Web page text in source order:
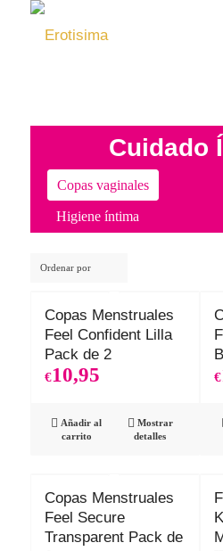
Usted está aquí:
Cuidado
Copas vaginales
Higiene íntima
Ordenar por
Copas Menstruales
Feel Confident Lilla
Pack de 2
€10,95
Añadir al
carrito
Mostrar
detalles
€
Copas Menstruales
Feel Secure
Transparent Pack de